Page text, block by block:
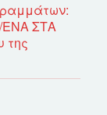
ΕΝΑ ΣΤΑ
της